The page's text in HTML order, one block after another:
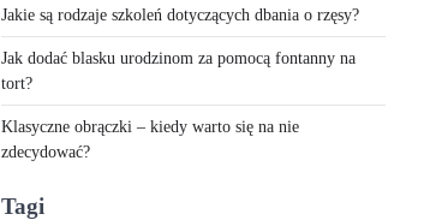
Jakie są rodzaje szkoleń dotyczących dbania o rzęsy?
Jak dodać blasku urodzinom za pomocą fontanny na
tort?
Klasyczne obrączki – kiedy warto się na nie
zdecydować?
Tagi